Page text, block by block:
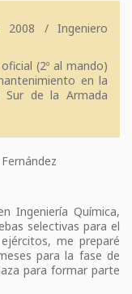
2008 / Ingeniero
(2º al mando)
en la
de la Armada
Ingeniería Química,
selectivas para el
me preparé
para la fase de
para formar parte